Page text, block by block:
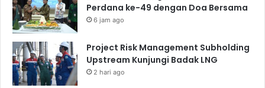
Perdana ke-49 dengan Doa Bersama
6 jam ago
Project Risk Management Subholding
Upstream Kunjungi Badak LNG
2 hari ago